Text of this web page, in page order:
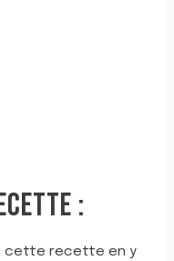
:
cette recette en y